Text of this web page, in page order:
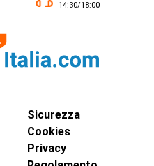
14:30/18:00
Sicurezza
Cookies
Privacy